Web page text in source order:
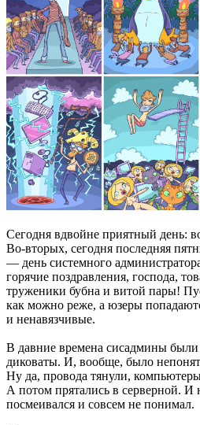
Сегодня вдвойне приятный день:
Во-вторых, сегодня последняя
— день системного
горячие поздравления, господа,
труженики бубна и витой пары!
как можно реже, а юзеры
и ненавязчивые.
В давние времена сисадмины
диковаты. И, вообще, было
Ну да, провода тянули,
А потом прятались в серверной. И
посмеивался и совсем не понимал.